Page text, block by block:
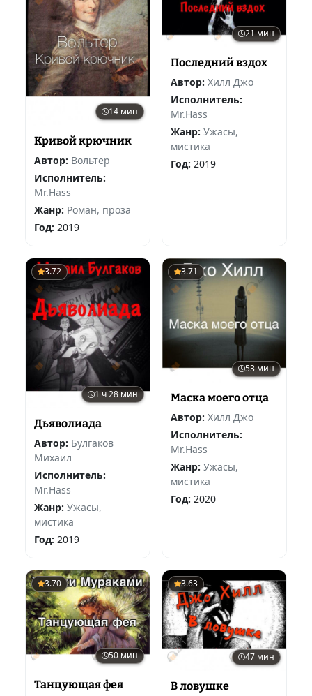
14 мин
Кривой крючник
Автор: Вольтер
Исполнитель:
Mr.Hass
Жанр: Роман, проза
Год: 2019
21 мин
Последний вздох
Автор: Хилл Джо
Исполнитель:
Mr.Hass
Жанр: Ужасы,
мистика
Год: 2019
3.72
1 ч 28 мин
Дьяволиада
Автор: Булгаков
Михаил
Исполнитель:
Mr.Hass
Жанр: Ужасы,
мистика
Год: 2019
3.71
53 мин
Маска моего отца
Автор: Хилл Джо
Исполнитель:
Mr.Hass
Жанр: Ужасы,
мистика
Год: 2020
3.70
50 мин
Танцующая фея
3.63
47 мин
В ловушке